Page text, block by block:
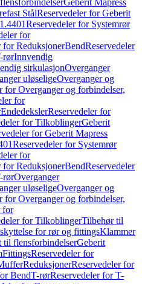
Geberit Mapress
StålReservedeler for Geberit
Reservedeler for Systemrør
for
for ReduksjonerBendReservedeler
rørInnvendig
sirkulasjonOverganger
uløseligeOverganger og
for Overganger og forbindelser,
for
EndedekslerReservedeler for
for TilkoblingerGeberit
for Geberit Mapress
Reservedeler for Systemrør
for
for ReduksjonerBendReservedeler
rørOverganger
uløseligeOverganger og
for Overganger og forbindelser,
for
for TilkoblingerTilbehør til
for rør og fittingsKlammer
til flensforbindelserGeberit
FittingsReservedeler for
ReduksjonerReservedeler for
BendT-rørReservedeler for T-